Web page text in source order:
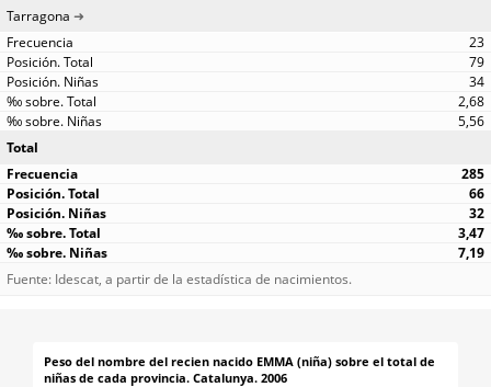
Tarragona
23
79
34
2,68
5,56
Total
285
66
32
3,47
7,19
Fuente: Idescat, a partir de la estadística de nacimientos.